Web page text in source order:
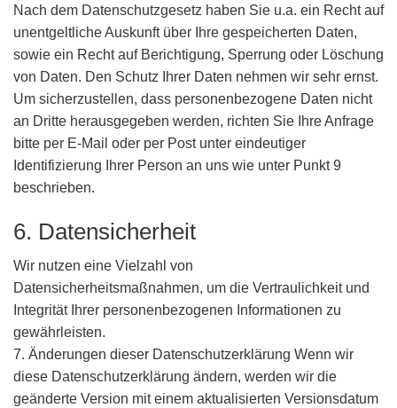
Nach dem Datenschutzgesetz haben Sie u.a. ein Recht auf
unentgeltliche Auskunft über Ihre gespeicherten Daten,
sowie ein Recht auf Berichtigung, Sperrung oder Löschung
von Daten. Den Schutz Ihrer Daten nehmen wir sehr ernst.
Um sicherzustellen, dass personenbezogene Daten nicht
an Dritte herausgegeben werden, richten Sie Ihre Anfrage
bitte per E-Mail oder per Post unter eindeutiger
Identifizierung Ihrer Person an uns wie unter Punkt 9
beschrieben.
6. Datensicherheit
Wir nutzen eine Vielzahl von
Datensicherheitsmaßnahmen, um die Vertraulichkeit und
Integrität Ihrer personenbezogenen Informationen zu
gewährleisten.
7. Änderungen dieser Datenschutzerklärung Wenn wir
diese Datenschutzerklärung ändern, werden wir die
geänderte Version mit einem aktualisierten Versionsdatum